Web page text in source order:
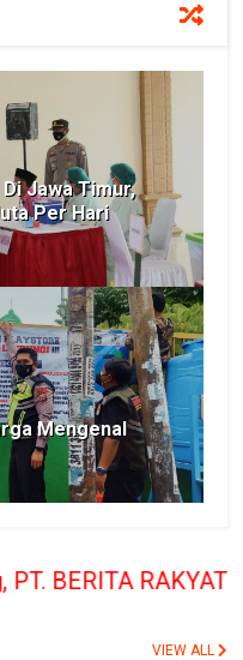
Jawa Timur,
Per Hari
Mengenal
INDONESIA
VIEW ALL